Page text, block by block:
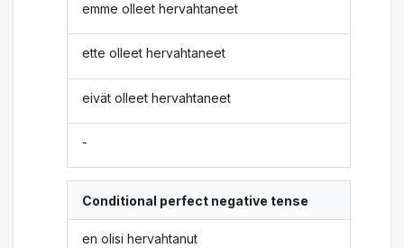
emme olleet hervahtaneet
ette olleet hervahtaneet
eivät olleet hervahtaneet
-
Conditional perfect negative tense
en olisi hervahtanut